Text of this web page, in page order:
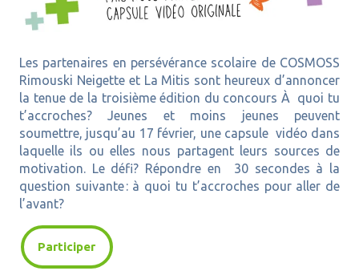
Les partenaires en persévérance scolaire de COSMOSS
Rimouski Neigette et La Mitis sont heureux d’annoncer
la tenue de la troisième édition du concours À quoi tu
t’accroches? Jeunes et moins jeunes peuvent
soumettre, jusqu’au 17 février, une capsule vidéo dans
laquelle ils ou elles nous partagent leurs sources de
motivation. Le défi? Répondre en 30 secondes à la
question suivante : à quoi tu t’accroches pour aller de
l’avant?
Participer